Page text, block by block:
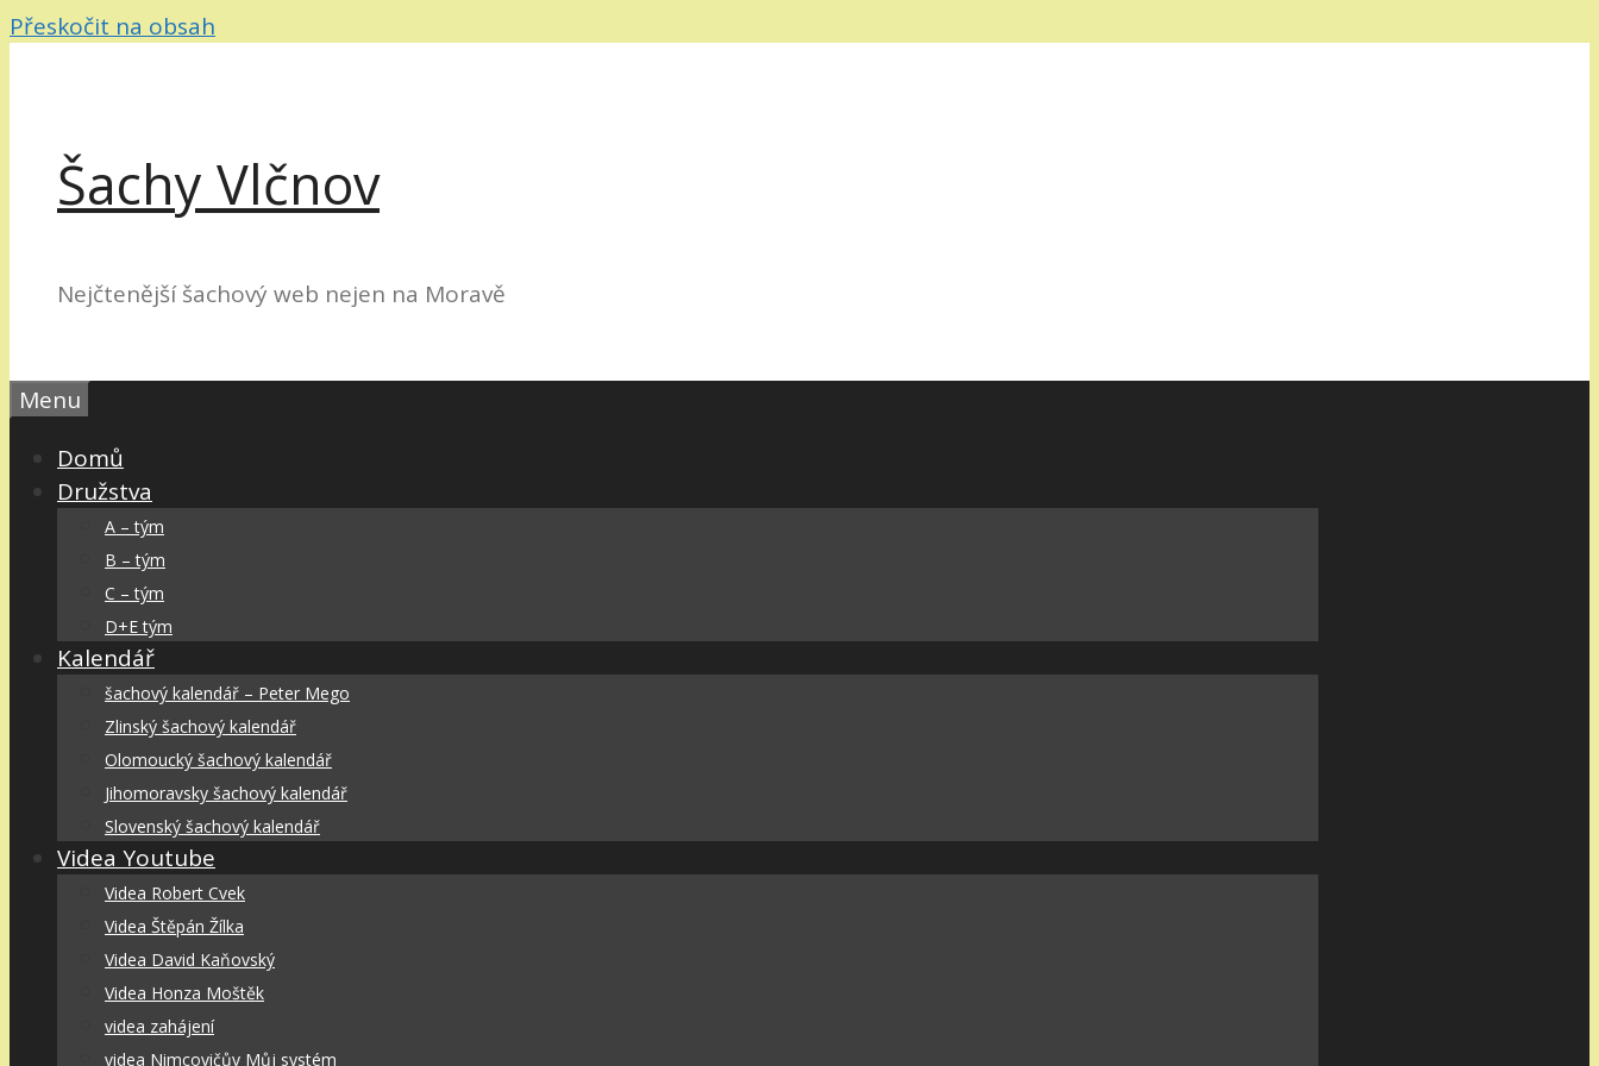
Přeskočit na obsah
Šachy Vlčnov
Nejčtenější šachový web nejen na Moravě
Menu
Domů
Družstva
A – tým
B – tým
C – tým
D+E tým
Kalendář
šachový kalendář – Peter Mego
Zlinský šachový kalendář
Olomoucký šachový kalendář
Jihomoravsky šachový kalendář
Slovenský šachový kalendář
Videa Youtube
Videa Robert Cvek
Videa Štěpán Žílka
Videa David Kaňovský
Videa Honza Moštěk
videa zahájení
videa Nimcovičův Můj systém